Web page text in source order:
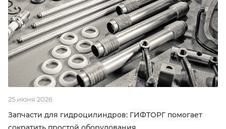
25 июня 2026
Запчасти для гидроцилиндров: ГИФТОРГ помогает